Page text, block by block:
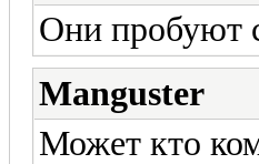
Они пробуют
Manguster
Может кто